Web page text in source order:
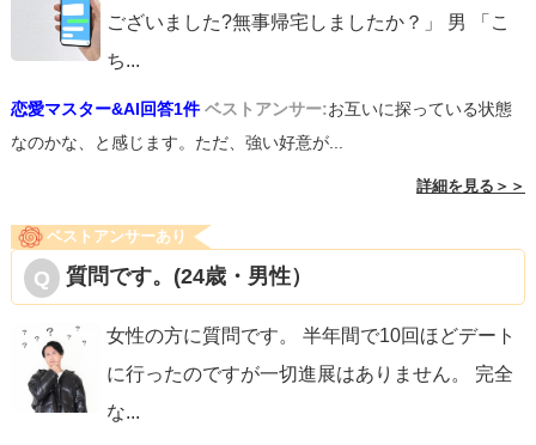
ございました?無事帰宅しましたか？」 男 「こ
ち...
恋愛マスター&AI回答1件 ベストアンサー:お互いに探っている状態
なのかな、と感じます。ただ、強い好意が...
詳細を見る＞＞
ベストアンサーあり
質問です。(24歳・男性）
女性の方に質問です。 半年間で10回ほどデート
に行ったのですが一切進展はありません。 完全
な...